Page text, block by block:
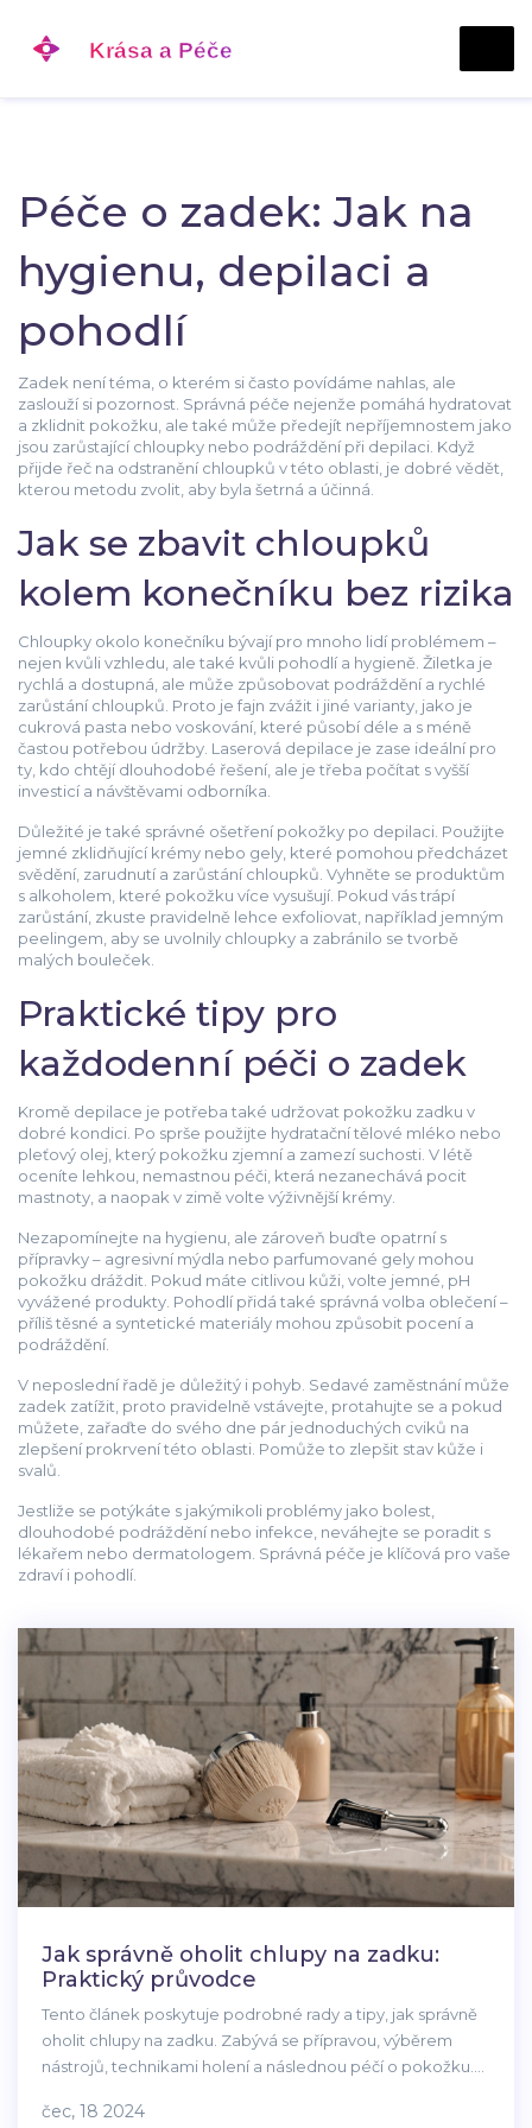
Péče o zadek: Jak na
hygienu, depilaci a
pohodlí
Zadek není téma, o kterém si často povídáme nahlas, ale
zaslouží si pozornost. Správná péče nejenže pomáhá hydratovat
a zklidnit pokožku, ale také může předejít nepříjemnostem jako
jsou zarůstající chloupky nebo podráždění při depilaci. Když
přijde řeč na odstranění chloupků v této oblasti, je dobré vědět,
kterou metodu zvolit, aby byla šetrná a účinná.
Jak se zbavit chloupků
kolem konečníku bez rizika
Chloupky okolo konečníku bývají pro mnoho lidí problémem –
nejen kvůli vzhledu, ale také kvůli pohodlí a hygieně. Žiletka je
rychlá a dostupná, ale může způsobovat podráždění a rychlé
zarůstání chloupků. Proto je fajn zvážit i jiné varianty, jako je
cukrová pasta nebo voskování, které působí déle a s méně
častou potřebou údržby. Laserová depilace je zase ideální pro
ty, kdo chtějí dlouhodobé řešení, ale je třeba počítat s vyšší
investicí a návštěvami odborníka.
Důležité je také správné ošetření pokožky po depilaci. Použijte
jemné zklidňující krémy nebo gely, které pomohou předcházet
svědění, zarudnutí a zarůstání chloupků. Vyhněte se produktům
s alkoholem, které pokožku více vysušují. Pokud vás trápí
zarůstání, zkuste pravidelně lehce exfoliovat, například jemným
peelingem, aby se uvolnily chloupky a zabránilo se tvorbě
malých bouleček.
Praktické tipy pro
každodenní péči o zadek
Kromě depilace je potřeba také udržovat pokožku zadku v
dobré kondici. Po sprše použijte hydratační tělové mléko nebo
pleťový olej, který pokožku zjemní a zamezí suchosti. V létě
oceníte lehkou, nemastnou péči, která nezanechává pocit
mastnoty, a naopak v zimě volte výživnější krémy.
Nezapomínejte na hygienu, ale zároveň buďte opatrní s
přípravky – agresivní mýdla nebo parfumované gely mohou
pokožku dráždit. Pokud máte citlivou kůži, volte jemné, pH
vyvážené produkty. Pohodlí přidá také správná volba oblečení –
příliš těsné a syntetické materiály mohou způsobit pocení a
podráždění.
V neposlední řadě je důležitý i pohyb. Sedavé zaměstnání může
zadek zatížit, proto pravidelně vstávejte, protahujte se a pokud
můžete, zařaďte do svého dne pár jednoduchých cviků na
zlepšení prokrvení této oblasti. Pomůže to zlepšit stav kůže i
svalů.
Jestliže se potýkáte s jakýmikoli problémy jako bolest,
dlouhodobé podráždění nebo infekce, neváhejte se poradit s
lékařem nebo dermatologem. Správná péče je klíčová pro vaše
zdraví i pohodlí.
Jak správně oholit chlupy na zadku:
Praktický průvodce
Tento článek poskytuje podrobné rady a tipy, jak správně
oholit chlupy na zadku. Zabývá se přípravou, výběrem
nástrojů, technikami holení a následnou péčí o pokožku.
bez podráždění a nepříjemných vedlejších účinků.
čec, 18 2024